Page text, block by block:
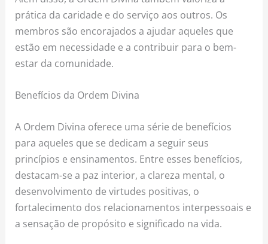
prática da caridade e do serviço aos outros. Os
membros são encorajados a ajudar aqueles que
estão em necessidade e a contribuir para o bem-
estar da comunidade.
Benefícios da Ordem Divina
A Ordem Divina oferece uma série de benefícios
para aqueles que se dedicam a seguir seus
princípios e ensinamentos. Entre esses benefícios,
destacam-se a paz interior, a clareza mental, o
desenvolvimento de virtudes positivas, o
fortalecimento dos relacionamentos interpessoais e
a sensação de propósito e significado na vida.